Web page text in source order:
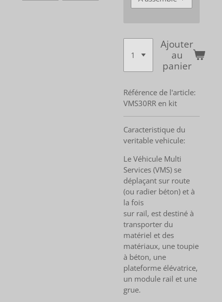
Ajouter
au
panier
Référence de l'article:
VMS30RR en kit
Caracteristique du
veritable vehicule:
Le Véhicule Multi
Services (VMS) se
déplaçant sur route
(ou radier béton) et à
la fois
sur rail, est destiné à
transporter du
matériel et des
matériaux, une toupie
à béton, une
plateforme élévatrice,
un module rail et une
grue.